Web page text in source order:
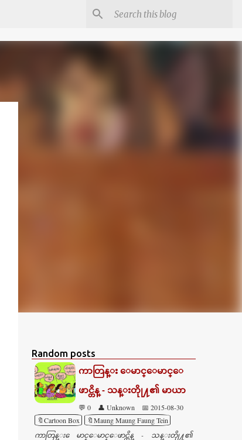
Random posts
ကာတြန္း ေမာင္ေမာင္ေ
ဖာင္တိန္ - သန္းတိုု႔၏ မာယာ
💬 0 👤 Unknown
📅 2015-08-30
🔖Cartoon Box
🔖Maung Maung Faung Tein
ကာတြန္း ေမာင္ေမာင္ေဖာင္တိန္ - သန္းတိုု႔၏